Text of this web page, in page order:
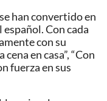
han convertido en
Con cada
con su
en casa”, “Con
fuerza en sus